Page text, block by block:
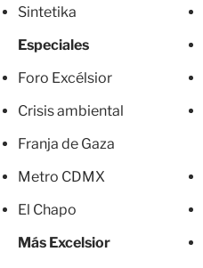
Sintetika
Especiales
Foro Excélsior
Crisis ambiental
Franja de Gaza
Metro CDMX
El Chapo
Más Excelsior